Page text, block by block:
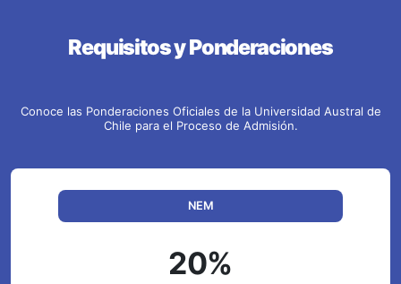
Requisitos y Ponderaciones
Conoce las Ponderaciones Oficiales de la Universidad Austral de
Chile para el Proceso de Admisión.
NEM
20%